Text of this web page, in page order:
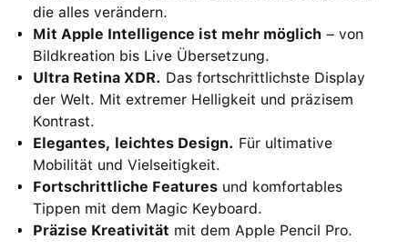
die alles verändern.
Mit Apple Intelligence ist mehr möglich – von
Bildkreation bis Live Übersetzung.
Ultra Retina XDR. Das fortschrittlichste Display
der Welt. Mit extremer Helligkeit und präzisem
Kontrast.
Elegantes, leichtes Design. Für ultimative
Mobilität und Vielseitigkeit.
Fortschrittliche Features und komfortables
Tippen mit dem Magic Keyboard.
Präzise Kreativität mit dem Apple Pencil Pro.